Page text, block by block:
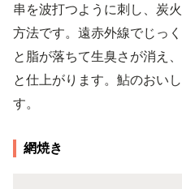
串を波打つように刺し、炭
方法です。遠赤外線でじっ
と脂が落ちて生臭さが消え
と仕上がります。鮎のおい
す。
網焼き